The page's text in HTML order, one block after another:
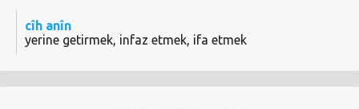
cîh anîn
yerine getirmek, infaz etmek, ifa etmek